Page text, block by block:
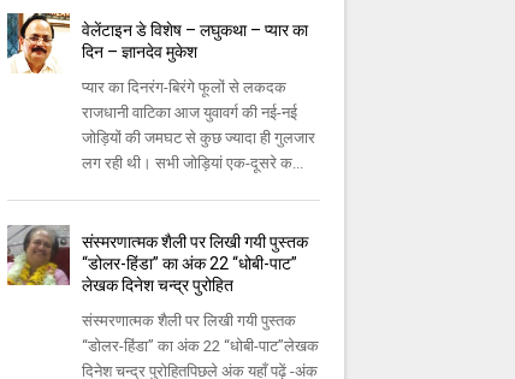
वेलेंटाइन डे विशेष – लघुकथा – प्यार का
दिन – ज्ञानदेव मुकेश
प्‍यार का दिनरंग-बिरंगे फूलों से लकदक
राजधानी वाटिका आज युवावर्ग की नई-नई
जोड़ियों की जमघट से कुछ ज्‍यादा ही गुलजार
लग रही थी। सभी जोड़ियां एक-दूसरे क...
संस्मरणात्मक शैली पर लिखी गयी पुस्तक
“डोलर-हिंडा” का अंक 22 “धोबी-पाट”
लेखक दिनेश चन्द्र पुरोहित
संस्मरणात्मक शैली पर लिखी गयी पुस्तक
“डोलर-हिंडा” का अंक 22 “धोबी-पाट”लेखक
दिनेश चन्द्र पुरोहितपिछले अंक यहाँ पढ़ें -अंक